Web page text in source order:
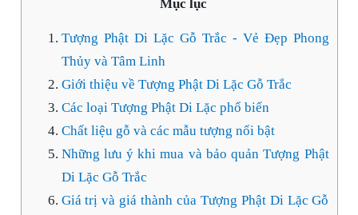
Mục lục
Tượng Phật Di Lặc Gỗ Trắc - Vẻ Đẹp Phong
Thủy và Tâm Linh
Giới thiệu về Tượng Phật Di Lặc Gỗ Trắc
Các loại Tượng Phật Di Lặc phổ biến
Chất liệu gỗ và các mẫu tượng nổi bật
Những lưu ý khi mua và bảo quản Tượng Phật
Di Lặc Gỗ Trắc
Giá trị và giá thành của Tượng Phật Di Lặc Gỗ